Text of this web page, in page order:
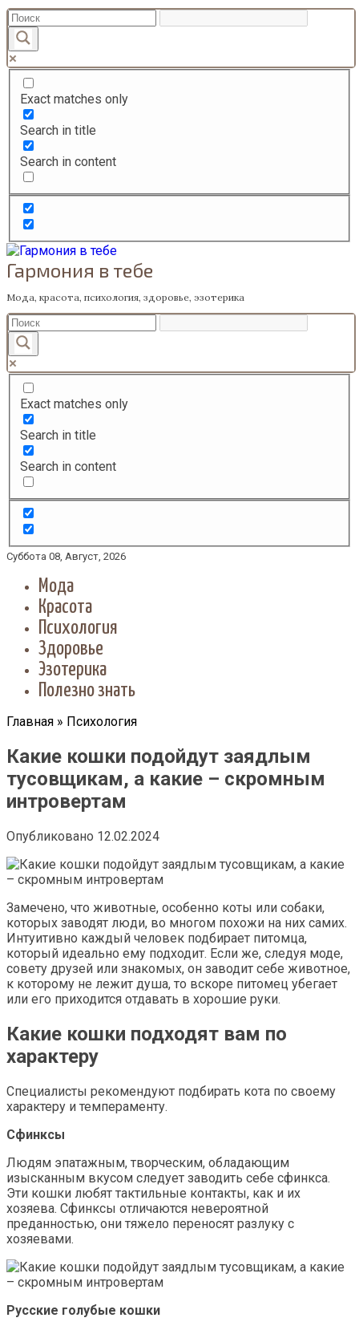
Перейти
к
содержанию
Exact matches only
Search in title
Search in content
Гармония в тебе
Мода, красота, психология, здоровье, эзотерика
Exact matches only
Search in title
Search in content
Суббота 08, Август, 2026
Мода
Красота
Психология
Здоровье
Эзотерика
Полезно знать
Главная » Психология
Какие кошки подойдут заядлым
тусовщикам, а какие – скромным
интровертам
Опубликовано 12.02.2024
Замечено, что животные, особенно коты или собаки,
которых заводят люди, во многом похожи на них самих.
Интуитивно каждый человек подбирает питомца,
который идеально ему подходит. Если же, следуя моде,
совету друзей или знакомых, он заводит себе животное,
к которому не лежит душа, то вскоре питомец убегает
или его приходится отдавать в хорошие руки.
Какие кошки подходят вам по
характеру
Специалисты рекомендуют подбирать кота по своему
характеру и темпераменту.
Сфинксы
Людям эпатажным, творческим, обладающим
изысканным вкусом следует заводить себе сфинкса.
Эти кошки любят тактильные контакты, как и их
хозяева. Сфинксы отличаются невероятной
преданностью, они тяжело переносят разлуку с
хозяевами.
Русские голубые кошки